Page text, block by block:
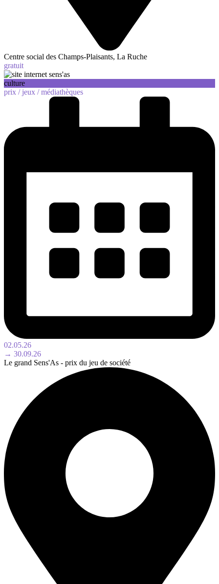
Centre social des Champs-Plaisants, La Ruche
gratuit
culture
prix /jeux /médiathèques
02.05.26
→ 30.09.26
Le grand Sens'As - prix du jeu de société